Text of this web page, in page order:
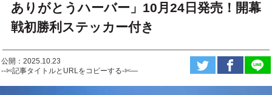
ありがとうハーバー」10月24日発売！開幕
戦初勝利ステッカー付き
公開：2025.10.23
--✄記事タイトルとURLをコピーする-✄—